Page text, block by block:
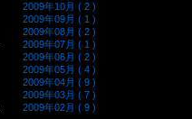
2009年10月 ( 2 )
2009年09月 ( 1 )
2009年08月 ( 2 )
2009年07月 ( 1 )
2009年06月 ( 2 )
2009年05月 ( 4 )
2009年04月 ( 9 )
2009年03月 ( 7 )
2009年02月 ( 9 )